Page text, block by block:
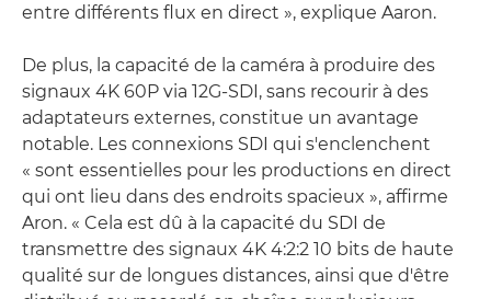
entre différents flux en direct », explique Aaron.
De plus, la capacité de la caméra à produire des
signaux 4K 60P via 12G-SDI, sans recourir à des
adaptateurs externes, constitue un avantage
notable. Les connexions SDI qui s'enclenchent
« sont essentielles pour les productions en direct
qui ont lieu dans des endroits spacieux », affirme
Aron. « Cela est dû à la capacité du SDI de
transmettre des signaux 4K 4:2:2 10 bits de haute
qualité sur de longues distances, ainsi que d'être